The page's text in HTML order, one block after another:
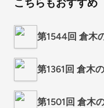
こちらもおすすめ
第1544回 倉木
第1361回 倉木
第1501回 倉木